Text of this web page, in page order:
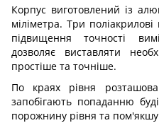
Корпус виготовлений із
міліметра. Три
підвищення точності
дозволяє виставляти
простіше та точніше.
По краях рівня
запобігають попаданню
порожнину рівня та